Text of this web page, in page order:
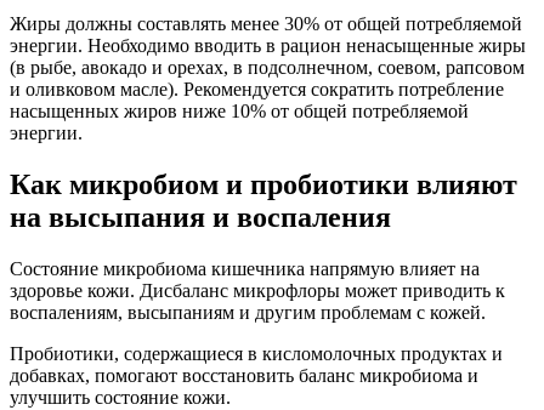
Жиры должны составлять менее 30% от общей потребляемой
энергии. Необходимо вводить в рацион ненасыщенные жиры
(в рыбе, авокадо и орехах, в подсолнечном, соевом, рапсовом
и оливковом масле). Рекомендуется сократить потребление
насыщенных жиров ниже 10% от общей потребляемой
энергии.
Как микробиом и пробиотики влияют
на высыпания и воспаления
Состояние микробиома кишечника напрямую влияет на
здоровье кожи. Дисбаланс микрофлоры может приводить к
воспалениям, высыпаниям и другим проблемам с кожей.
Пробиотики, содержащиеся в кисломолочных продуктах и
добавках, помогают восстановить баланс микробиома и
улучшить состояние кожи.